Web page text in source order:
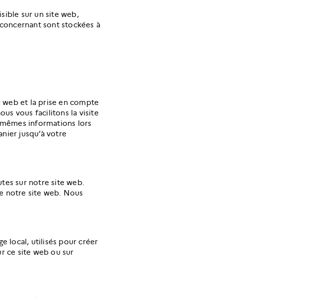
sur un site web,
sont stockées à
et la prise en compte
vous facilitons la visite
informations lors
jusqu’à votre
sur notre site web.
notre site web. Nous
local, utilisés pour créer
ce site web ou sur